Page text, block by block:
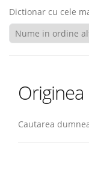
Dictionar cu cele
Cautarea